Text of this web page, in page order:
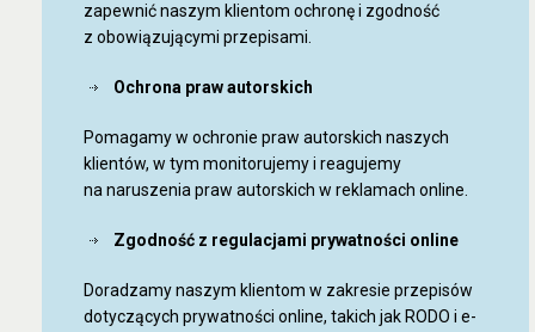
zapewnić naszym klientom ochronę i zgodność
z obowiązującymi przepisami.
Ochrona praw autorskich
Pomagamy w ochronie praw autorskich naszych
klientów, w tym monitorujemy i reagujemy
na naruszenia praw autorskich w reklamach online.
Zgodność z regulacjami prywatności online
Doradzamy naszym klientom w zakresie przepisów
dotyczących prywatności online, takich jak RODO i e-